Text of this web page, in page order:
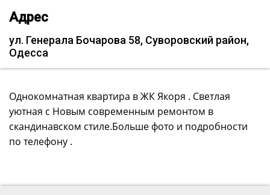
Адрес
ул. Генерала Бочарова 58, Суворовский район,
Одесса
Однокомнатная квартира в ЖК Якоря . Светлая
уютная с Новым современным ремонтом в
скандинавском стиле.Больше фото и подробности
по телефону .